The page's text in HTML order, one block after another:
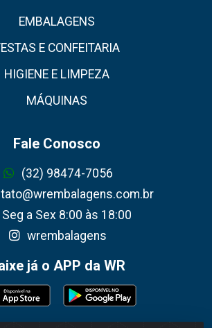
EMBALAGENS
E CONFEITARIA
HIGIENE E LIMPEZA
MÁQUINAS
Fale Conosco
(32) 98474-7056
Seg a Sex 8:00 às 18:00
wrembalagens
já o APP da WR